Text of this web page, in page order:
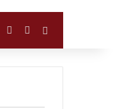
YouTubeInstagram
TikTok